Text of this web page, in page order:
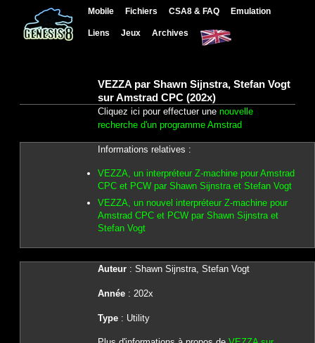
Mobile Fichiers CSA8 & FAQ Emulation
Liens Jeux Archives
VEZZA par Shawn Sijnstra, Stefan Vogt
sur Amstrad CPC (202x)
Cliquez ici pour effectuer une nouvelle
recherche d'un programme Amstrad
Informations relatives :
VEZZA, un interpréteur Z-machine pour Amstrad
CPC et PCW par Shawn Sijnstra et Stefan Vogt
VEZZA, un nouvel interpréteur Z-machine pour
Amstrad CPC et PCW par Shawn Sijnstra et
Stefan Vogt
Auteur: Shawn Sijnstra, Stefan Vogt
Année: 202x
Type: Utility